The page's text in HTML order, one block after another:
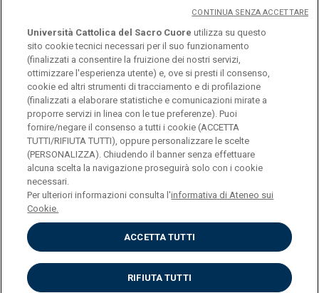
© Università Cattolica del Sacro Cuore
Largo A. Gemelli 1, 20123 Milano
PI 02133120150
ENGLISH
Privacy
Accessibilità
Cookies
Impostazione Cookies
Università Cattolica del Sacro Cuore utilizza su questo
sito cookie tecnici necessari per il suo funzionamento
(finalizzati a consentire la fruizione dei nostri servizi,
ottimizzare l'esperienza utente) e, ove si presti il consenso,
cookie ed altri strumenti di tracciamento e di profilazione
(finalizzati a elaborare statistiche e comunicazioni mirate a
proporre servizi in linea con le tue preferenze). Puoi
fornire/negare il consenso a tutti i cookie (ACCETTA
TUTTI/RIFIUTA TUTTI), oppure personalizzare le scelte
(PERSONALIZZA). Chiudendo il banner senza effettuare
alcuna scelta la navigazione proseguirà solo con i cookie
necessari.
Per ulteriori informazioni consulta l'informativa di Ateneo sui
Cookie.
ACCETTA TUTTI
RIFIUTA TUTTI
CONTINUA SENZA ACCETTARE